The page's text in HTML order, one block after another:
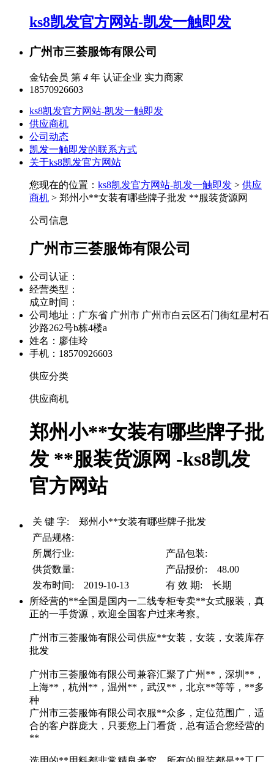
ks8凯发官方网站-凯发一触即发
广州市三荟服饰有限公司
金钻会员 第 4 年 认证企业 实力商家
18570926603
ks8凯发官方网站-凯发一触即发
供应商机
公司动态
凯发一触即发的联系方式
关于ks8凯发官方网站
您现在的位置： ks8凯发官方网站-凯发一触即发 > 供应
商机 > 郑州小**女装有哪些牌子批发 **服装货源网
公司信息
广州市三荟服饰有限公司
公司认证：
经营类型：
成立时间：
公司地址： 广东省 广州市 广州市白云区石门街红星村石
沙路262号b栋4楼a
姓名：廖佳玲
手机：18570926603
供应分类
供应商机
郑州小**女装有哪些牌子批
发 **服装货源网 -ks8凯发
官方网站
关 键 字: 郑州小**女装有哪些牌子批发
产品规格:
所属行业:
产品包装:
供货数量:
产品报价: 48.00
发布时间: 2019-10-13
有 效 期: 长期
所经营的**全国是国内一二线专柜专卖**女式服装，真
正的一手货源，欢迎全国客户过来考察。
广州市三荟服饰有限公司供应**女装，女装，女装库存
批发
广州市三荟服饰有限公司兼容汇聚了广州**，深圳**，
上海**，杭州**，温州**，武汉**，北京**等等，**多
种
广州市三荟服饰有限公司衣服**众多，定位范围广，适
合的客户群庞大，只要您上门看货，总有适合您经营的
**